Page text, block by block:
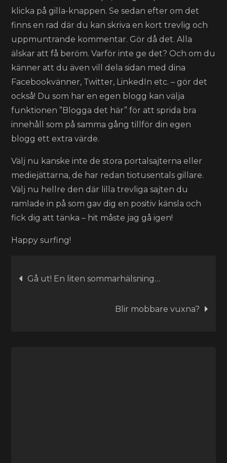
klicka på gilla-knappen. Se sedan efter om det
finns en rad där du kan skriva en kort trevlig och
uppmuntrande kommentar. Gör då det. Alla
älskar att få beröm. Varför inte ge det? Och om du
känner att du även vill dela sidan med dina
Facebookvänner, Twitter, LinkedIn etc. – gör det
också! Du som har en egen blogg kan välja
funktionen ”Blogga det här” för att sprida bra
innehåll som på samma gång tillför din egen
blogg ett extra värde.
Välj nu kanske inte de stora portalsajterna eller
mediejättarna, de har redan tiotusentals gillare.
Välj nu hellre den där lilla trevliga sajten du
ramlade in på som gav dig en positiv känsla och
fick dig att tänka – hit måste jag gå igen!
Happy surfing!
Inläggsnavigering
Gå ut! En liten sommarhälsning…
Blir mobbare vuxna?